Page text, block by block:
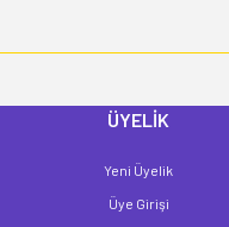
ÜYELİK
Yeni Üyelik
Üye Girişi